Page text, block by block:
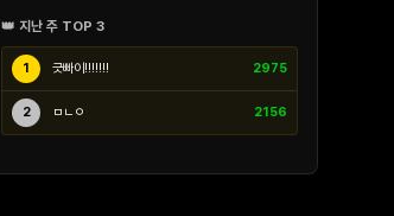
👑 지난 주 TOP 3
1 긋빠이!!!!!!! 2975
2 ㅁㄴㅇ 2156